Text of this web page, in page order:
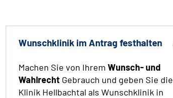
Wunschklinik im Antrag festhalten
Machen Sie von Ihrem Wunsch- und
WahlrechtGebrauch und geben Sie die
Klinik Hellbachtal als Wunschklinik in